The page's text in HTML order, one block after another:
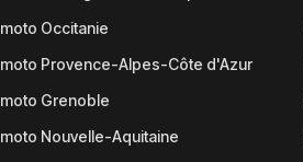
Occitanie
Provence-Alpes-Côte d'Azur
Grenoble
Nouvelle-Aquitaine